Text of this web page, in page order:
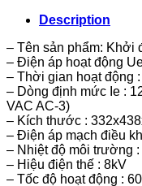
Description
– Tên sản phẩm: Khởi
– Điện áp hoạt động
– Thời gian hoạt động
– Dòng định mức Ie :
VAC AC-3)
– Kích thước :
– Điện áp mạch điều
– Nhiệt độ môi trường :
– Hiệu điện thế : 8kV
– Tốc độ hoạt động :